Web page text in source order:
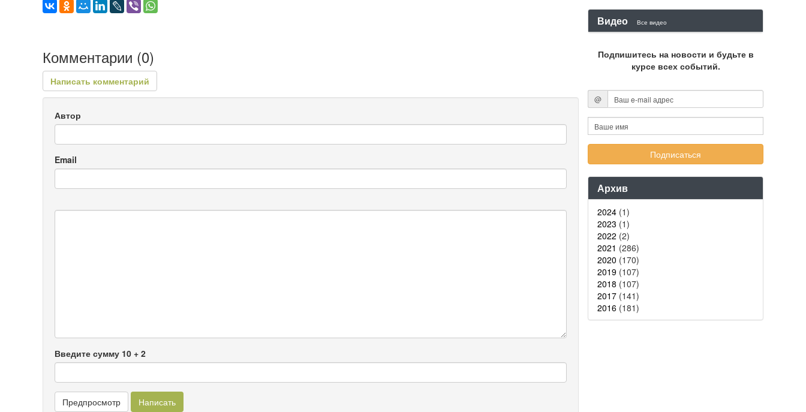
Комментарии (0)
Написать комментарий
Автор
Email
Введите сумму 10 + 2
Видео Все видео
Подпишитесь на новости и будьте в
курсе всех событий.
@
Архив
2024 (1)
2023 (1)
2022 (2)
2021 (286)
2020 (170)
2019 (107)
2018 (107)
2017 (141)
2016 (181)